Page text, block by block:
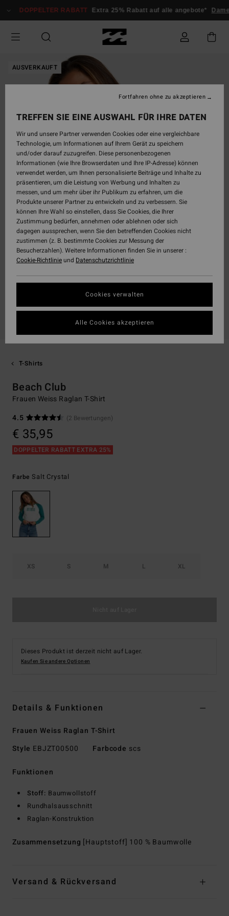
zur
springen
DOPPELTER RABATT Extra 25% Rabatt auf alle angebote* Damen
AUSVERKAUFT
T-Shirts
Beach Club
Frauen Weiss Raglan T-Shirt
4.5
(2 Bewertungen)
€ 35,95
DOPPELTER RABATT EXTRA 25%
Farbe Salt Crystal
XS S M L XL
Dieses Produkt ist derzeit nicht auf Lager.
Kaufen Sie andere Optionen
Details & Funktionen
Frauen Weiss Raglan T-Shirt
Style EBJZT00500 Farbcode scs
Funktionen
Stoff: Baumwollstoff
Rundhalsausschnitt
Raglan-Konstruktion
Zusammensetzung [Hauptstoff] 100 % Baumwolle
Versand & Rückversand
TREFFEN SIE EINE AUSWAHL FÜR IHRE DATEN
Wir und unsere Partner verwenden Cookies oder eine vergleichbare
Technologie, um Informationen auf Ihrem Gerät zu speichern
und/oder darauf zuzugreifen. Diese personenbezogenen
Informationen (wie Ihre Browserdaten und Ihre IP-Adresse) können
verwendet werden, um Ihnen personalisierte Beiträge und Inhalte zu
präsentieren, um die Leistung von Werbung und Inhalten zu
messen, und um mehr über ihr Publikum zu erfahren, um die
Produkte unserer Partner zu entwickeln und zu verbessern. Sie
können Ihre Wahl so einstellen, dass Sie Cookies, die Ihrer
Zustimmung bedürfen, annehmen oder ablehnen oder sich
dagegen aussprechen, wenn Sie den betreffenden Cookies nicht
zustimmen (z. B. bestimmte Cookies zur Messung der
Besucherzahlen). Weitere Informationen finden Sie in unserer :
Cookie-Richtlinieund Datenschutzrichtlinie
Cookies verwalten
Fortfahren ohne zu akzeptieren
Alle Cookies akzeptieren